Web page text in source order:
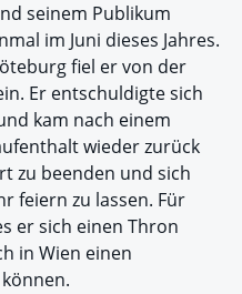
seinem Publikum
im Juni dieses Jahres.
fiel er von der
Er entschuldigte sich
kam nach einem
wieder zurück
zu beenden und sich
feiern zu lassen. Für
er sich einen Thron
in Wien einen